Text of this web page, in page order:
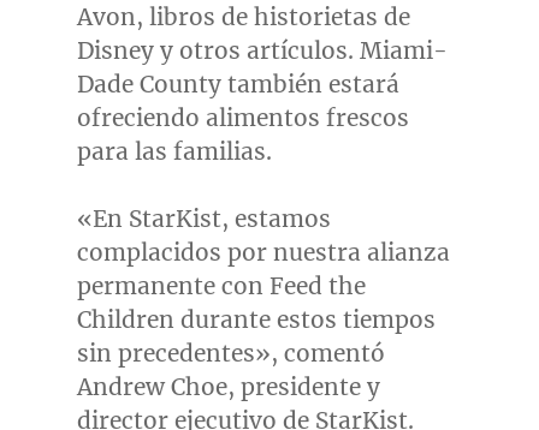
Avon, libros de historietas de
Disney y otros artículos. Miami-
Dade Countytambién estará
ofreciendo alimentos frescos
para las familias.
«En StarKist, estamos
complacidos por nuestra alianza
permanente con Feed the
Children durante estos tiempos
sin precedentes», comentó
Andrew Choe, presidente y
director ejecutivo de StarKist.